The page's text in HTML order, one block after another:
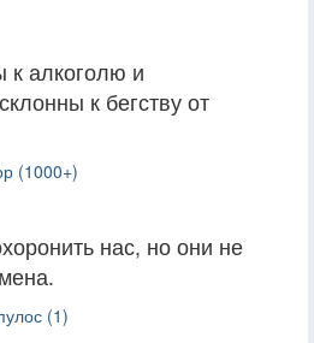
алкоголю и
к бегству от
(1000+)
нас, но они не
(1)